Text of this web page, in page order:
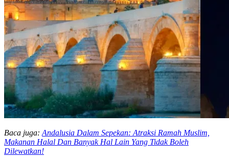
Baca juga: Andalusia Dalam Sepekan: Atraksi Ramah Muslim,
Makanan Halal Dan Banyak Hal Lain Yang Tidak Boleh
Dilewatkan!